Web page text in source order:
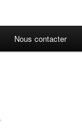
Nous contacter